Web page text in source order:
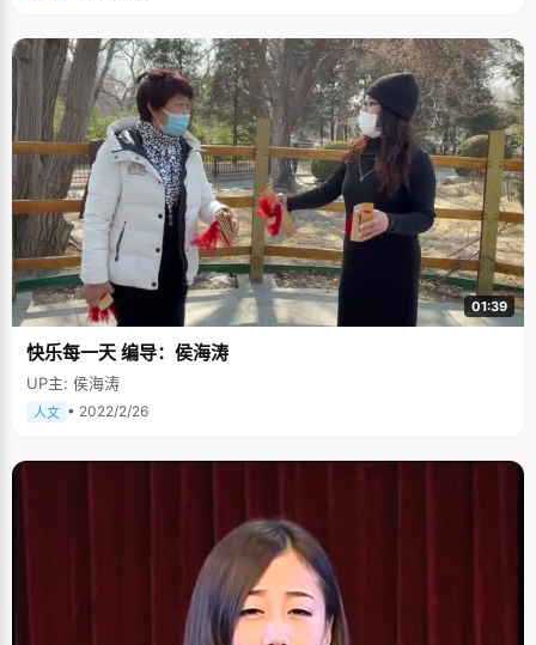
01:39
快乐每一天 编导：侯海涛
UP主: 侯海涛
人文 • 2022/2/26